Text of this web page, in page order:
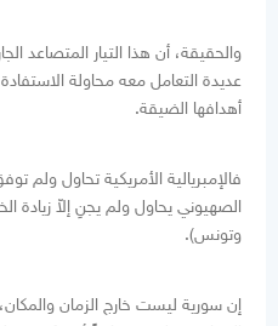
والحقيقة، أن هذا التيار المتصاعد
عديدة التعامل معه محاولة
أهدافها الضيقة.
فالإمبريالية الأمريكية تحاول ولم
الصهيوني يحاول ولم يجنِ إلاّ
وتونس).
إن سورية ليست خارج الزمان